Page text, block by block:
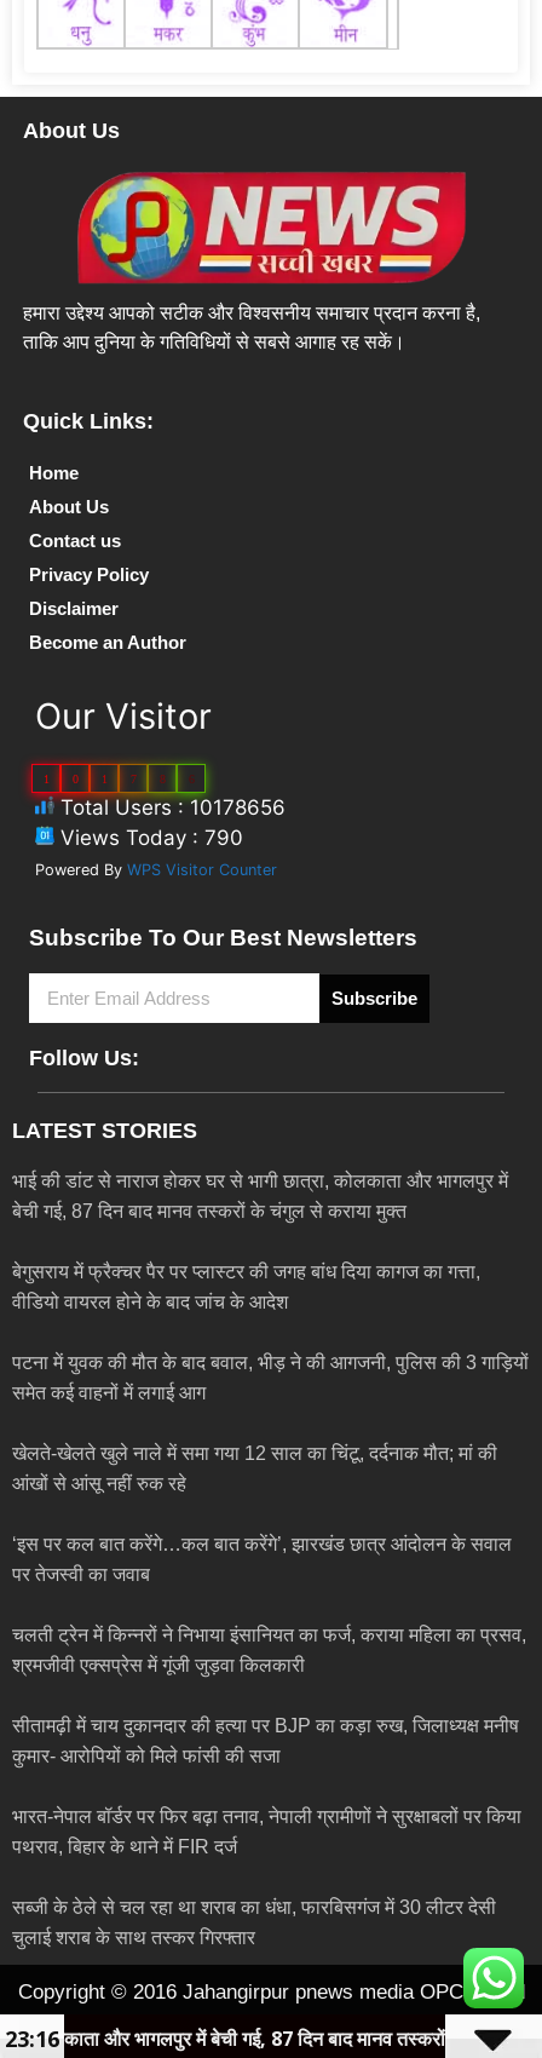
About Us
हमारा उद्देश्य आपको सटीक और विश्वसनीय समाचार प्रदान करना है,
ताकि आप दुनिया के गतिविधियों से सबसे आगाह रह सकें।
Quick Links:
Home
About Us
Contact us
Privacy Policy
Disclaimer
Become an Author
Our Visitor
1 0 1 7 8 6
Total Users : 10178656
Views Today : 790
Powered By WPS Visitor Counter
Subscribe To Our Best Newsletters
Subscribe
Follow Us:
LATEST STORIES
भाई की डांट से नाराज होकर घर से भागी छात्रा, कोलकाता और भागलपुर में
बेची गई, 87 दिन बाद मानव तस्करों के चंगुल से कराया मुक्त
बेगुसराय में फ्रैक्चर पैर पर प्लास्टर की जगह बांध दिया कागज का गत्ता,
वीडियो वायरल होने के बाद जांच के आदेश
पटना में युवक की मौत के बाद बवाल, भीड़ ने की आगजनी, पुलिस की 3 गाड़ियों
समेत कई वाहनों में लगाई आग
खेलते-खेलते खुले नाले में समा गया 12 साल का चिंटू, दर्दनाक मौत; मां की
आंखों से आंसू नहीं रुक रहे
‘इस पर कल बात करेंगे…कल बात करेंगे’, झारखंड छात्र आंदोलन के सवाल
पर तेजस्वी का जवाब
चलती ट्रेन में किन्नरों ने निभाया इंसानियत का फर्ज, कराया महिला का प्रसव,
श्रमजीवी एक्सप्रेस में गूंजी जुड़वा किलकारी
सीतामढ़ी में चाय दुकानदार की हत्या पर BJP का कड़ा रुख, जिलाध्यक्ष मनीष
कुमार- आरोपियों को मिले फांसी की सजा
भारत-नेपाल बॉर्डर पर फिर बढ़ा तनाव, नेपाली ग्रामीणों ने सुरक्षाबलों पर किया
पथराव, बिहार के थाने में FIR दर्ज
सब्जी के ठेले से चल रहा था शराब का धंधा, फारबिसगंज में 30 लीटर देसी
चुलाई शराब के साथ तस्कर गिरफ्तार
Copyright © 2016 Jahangirpur pnews media OPC pvt ltd
और भागलपुर में बेची गई, 87 दिन बाद मानव तस्करों के चंगुल से कराया
23:16